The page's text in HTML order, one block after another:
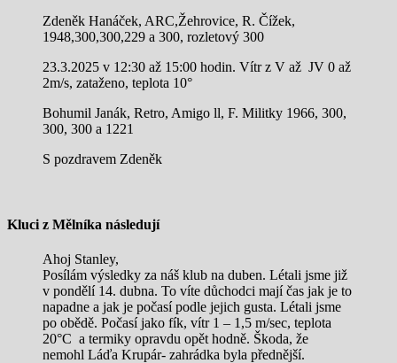
Zdeněk Hanáček, ARC,Žehrovice, R. Čížek,
1948,300,300,229 a 300, rozletový 300
23.3.2025 v 12:30 až 15:00 hodin. Vítr z V až JV 0 až
2m/s, zataženo, teplota 10°
Bohumil Janák, Retro, Amigo ll, F. Militky 1966, 300,
300, 300 a 1221
S pozdravem Zdeněk
Kluci z Mělníka následují
Ahoj Stanley,
Posílám výsledky za náš klub na duben. Létali jsme již
v pondělí 14. dubna. To víte důchodci mají čas jak je to
napadne a jak je počasí podle jejich gusta. Létali jsme
po obědě. Počasí jako fík, vítr 1 – 1,5 m/sec, teplota
20°C a termiky opravdu opět hodně. Škoda, že
nemohl Láďa Krupár- zahrádka byla přednější.